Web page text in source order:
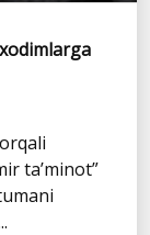
ta’minot”